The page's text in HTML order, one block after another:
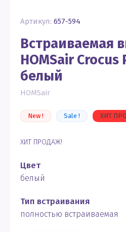
Артикул: 657-594
Встраиваемая
HOMSair Crocus
белый
HOMSair
New ! Sale ! ХИТ
ХИТ ПРОДАЖ!
Цвет
белый
Тип встраивания
полностью встраиваемая